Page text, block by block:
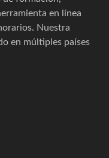
en línea
Nuestra
en múltiples países